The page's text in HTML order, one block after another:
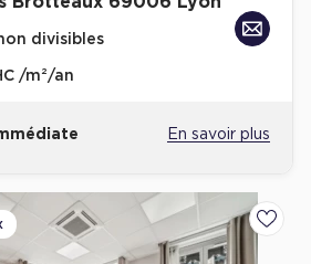
divisibles
/m²/an
En savoir plus